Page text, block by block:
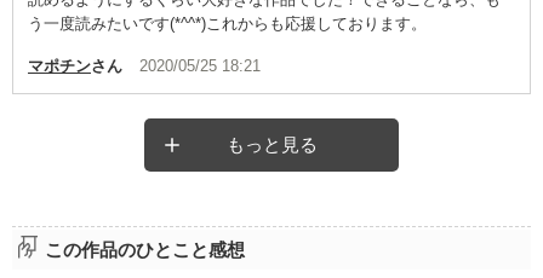
う一度読みたいです(*^^*)これからも応援しております。
マポチンさん 2020/05/25 18:21
もっと見る
この作品のひとこと感想